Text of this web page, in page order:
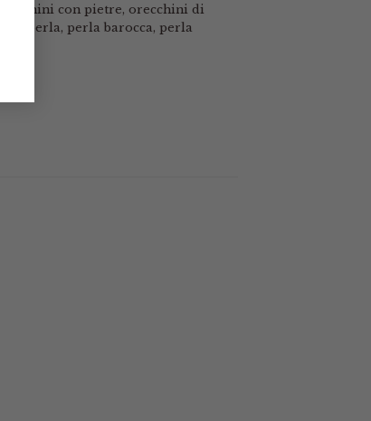
orecchini con pietre, orecchini di
perla , perla barocca , perla